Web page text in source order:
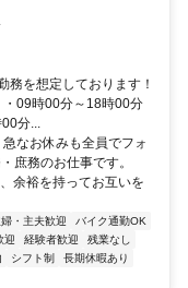
務を想定しております！
09時00分～18時00分
分...
なお休みも全員でフォ
庶務のお仕事です。
余裕を持ってお互いを
婦・主夫歓迎
バイク通勤OK
迎 経験者歓迎
残業なし
シフト制
長期休暇あり